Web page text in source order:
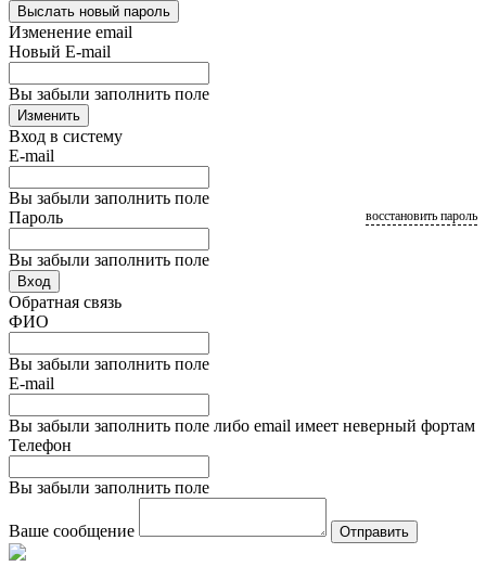
Выслать новый пароль
Изменение email
Новый E-mail
Вы забыли заполнить поле
Изменить
Вход в систему
E-mail
Вы забыли заполнить поле
Пароль
Вы забыли заполнить поле
восстановить пароль
Вход
Обратная связь
ФИО
Вы забыли заполнить поле
E-mail
Вы забыли заполнить поле либо email имеет неверный фортам
Телефон
Вы забыли заполнить поле
Ваше сообщение Отправить